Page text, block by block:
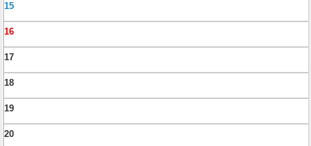
15
16
17
18
19
20